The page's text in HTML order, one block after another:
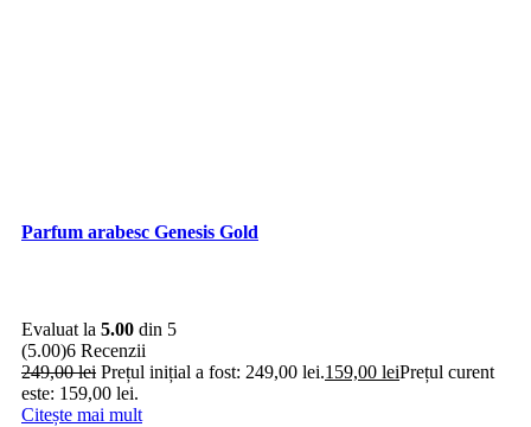
Parfum arabesc Genesis Gold
Evaluat la 5.00 din 5
(5.00)6 Recenzii
249,00lei Prețul inițial a fost: 249,00 lei.159,00 leiPrețul curent
este: 159,00 lei.
Citește mai mult